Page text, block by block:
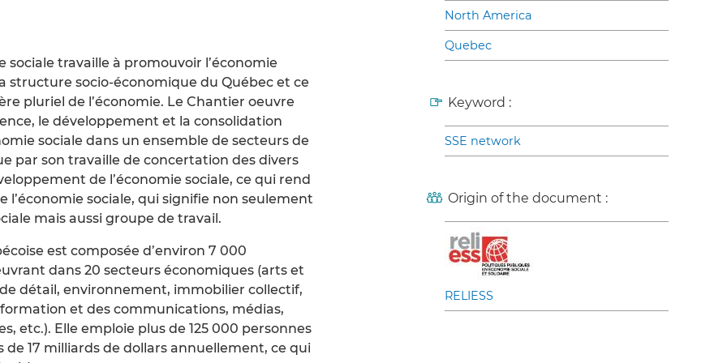
sociale travaille à promouvoir l’économie
structure socio-économique du Québec et ce
pluriel de l’économie. Le Chantier oeuvre
le développement et la consolidation
sociale dans un ensemble de secteurs de
par son travaille de concertation des divers
de l’économie sociale, ce qui rend
l’économie sociale, qui signifie non seulement
mais aussi groupe de travail.
est composée d’environ 7 000
dans 20 secteurs économiques (arts et
détail, environnement, immobilier collectif,
et des communications, médias,
etc.). Elle emploie plus de 125 000 personnes
17 milliards de dollars annuellement, ce qui
North America
Quebec
Keyword :
SSE network
Origin of the document :
RELIESS